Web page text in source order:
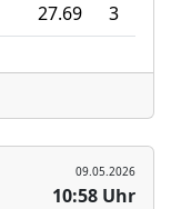
27.69 3
09.05.2026
10:58 Uhr